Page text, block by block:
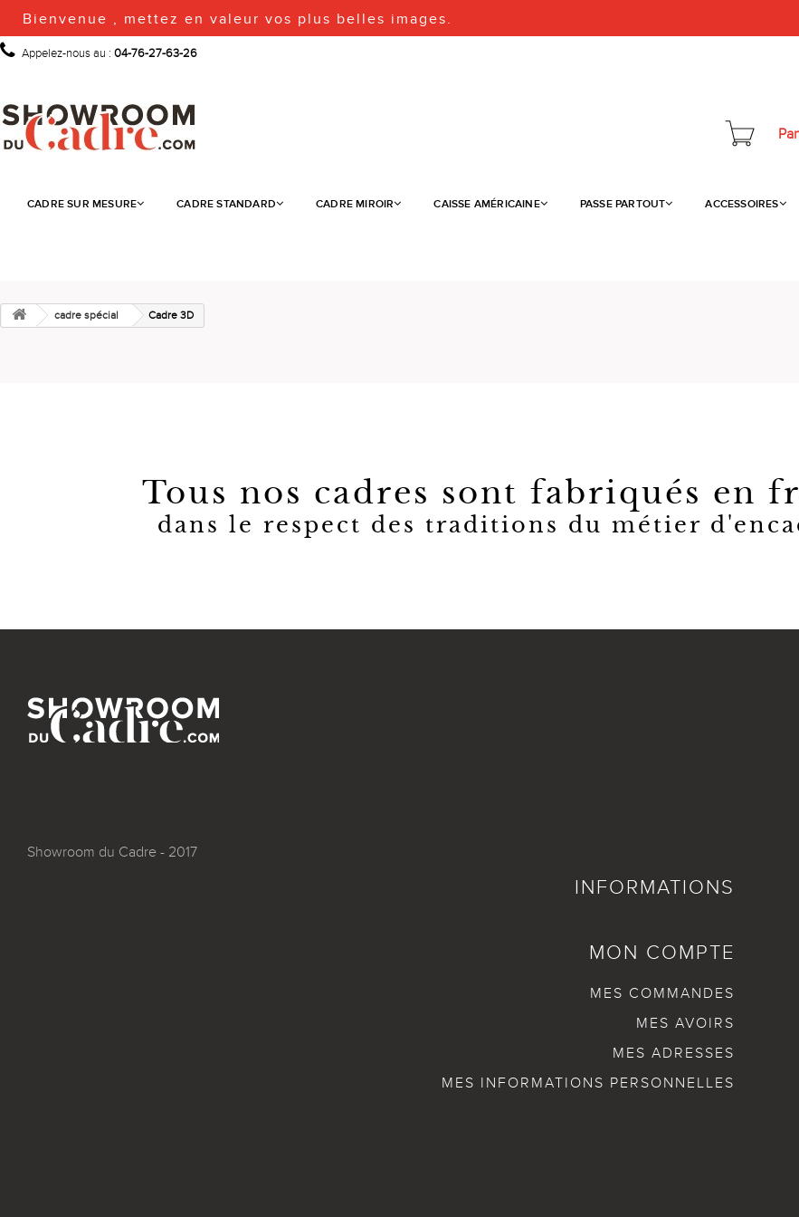
Bienvenue , mettez en valeur vos plus belles images.
Appelez-nous au : 04-76-27-63-26
CADRE SUR MESURE CADRE STANDARD CADRE MIROIR CAISSE AMÉRICAINE PASSE PARTOUT ACCESSOIRES
cadre spécial Cadre 3D
Tous nos cadres sont fabriqués en
dans le respect des traditions du métier
Showroom du Cadre - 2017
INFORMATIONS
MON COMPTE
MES COMMANDES
MES AVOIRS
MES ADRESSES
MES INFORMATIONS PERSONNELLES